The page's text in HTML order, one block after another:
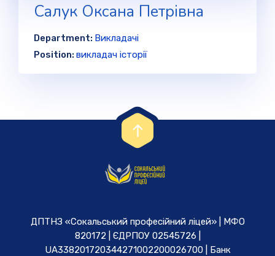
Салук Оксана Петрівна
Department: Викладачі
Position: викладач історії
ДПТНЗ «Сокальський професійний ліцей» | МФО
820172 | ЄДРПОУ 02545726 |
UA338201720344271002200026700 | Банк